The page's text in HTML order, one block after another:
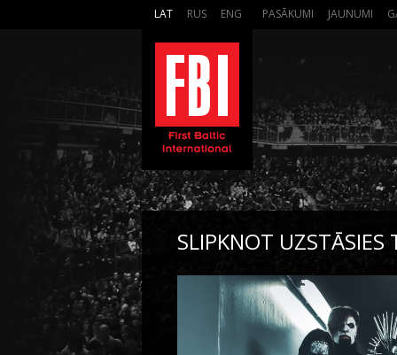
LAT RUS ENG PASĀKUMI JAUNUMI
SLIPKNOT UZSTĀSIES